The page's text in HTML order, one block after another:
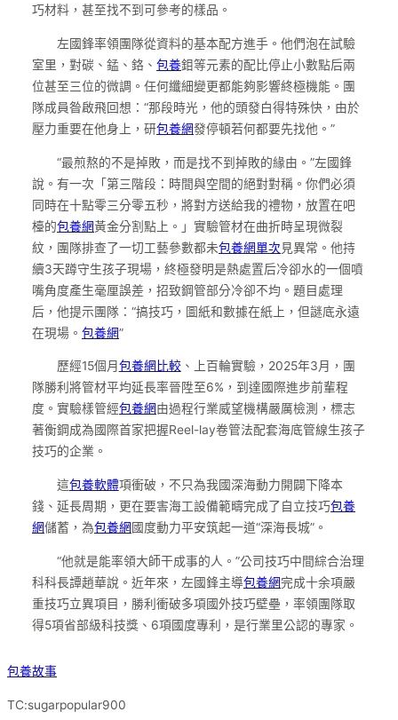
巧材料，甚至找不到可參考的樣品。
左國鋒率領團隊從資料的基本配方進手。他們泡在試驗
室里，對碳、錳、鉻、 包養鉬等元素的配比停止小數點后兩
位甚至三位的微調。任何纖細變更都能夠影響終極機能。團
隊成員昝啟飛回想：“那段時光，他的頭發白得特殊快，由於
壓力重要在他身上，研包養網發停頓若何都要先找他。”
“最煎熬的不是掉敗，而是找不到掉敗的緣由。”左國鋒
說。有一次「第三階段：時間與空間的絕對對稱。你們必須
同時在十點零三分零五秒，將對方送給我的禮物，放置在吧
檯的包養網黃金分割點上。」實驗管材在曲折時呈現微裂
紋，團隊排查了一切工藝參數都未包養網單次見異常。他持
續3天蹲守生孩子現場，終極發明是熱處置后冷卻水的一個噴
嘴角度產生毫厘誤差，招致鋼管部分冷卻不均。題目處理
后，他提示團隊：“搞技巧，圖紙和數據在紙上，但謎底永遠
在現場。 包養網”
歷經15個月包養網比較、上百輪實驗，2025年3月，團
隊勝利將管材平均延長率晉陞至6%，到達國際進步前輩程
度。實驗樣管經包養網由過程行業威望機構嚴厲檢測，標志
著衡鋼成為國際首家把握Reel-lay卷管法配套海底管線生孩子
技巧的企業。
這包養軟體項衝破，不只為我國深海動力開闢下降本
錢、延長周期，更在要害海工設備範疇完成了自立技巧包養
網儲蓄，為包養網 國度動力平安筑起一道“深海長城”。
“他就是能率領大師干成事的人。”公司技巧中間綜合治理
科科長譚趙華說。近年來，左國鋒主導包養網完成十余項嚴
重技巧立異項目，勝利衝破多項國外技巧壁壘，率領團隊取
得5項省部級科技獎、6項國度專利，是行業里公認的專家。
包養故事
TC:sugarpopular900